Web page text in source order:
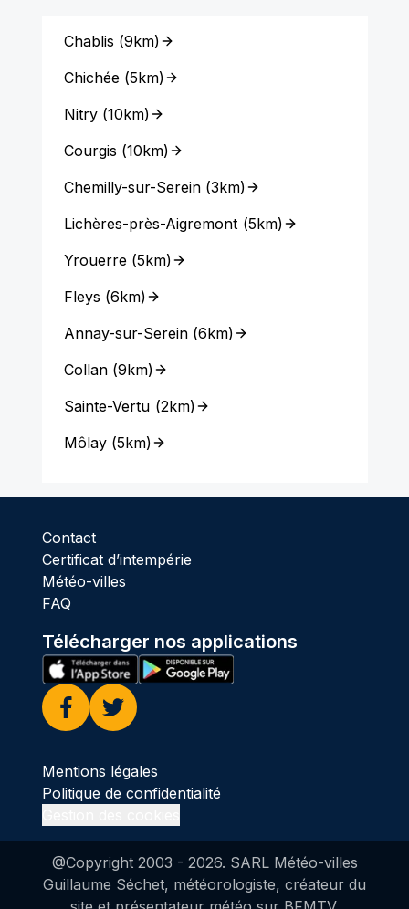
Chablis (9km)
Chichée(5km)
Nitry(10km)
Courgis (10km)
Chemilly-sur-Serein(3km)
Lichères-près-Aigremont (5km)
Yrouerre(5km)
Fleys (6km)
Annay-sur-Serein(6km)
Collan(9km)
Sainte-Vertu (2km)
Môlay(5km)
Contact
Certificat d’intempérie
Météo-villes
FAQ
Télécharger nos applications
Facebook
Twitter
Mentions légales
Politique de confidentialité
@Copyright 2003 - 2026. SARL Météo-villes
Guillaume Séchet, météorologiste, créateur du